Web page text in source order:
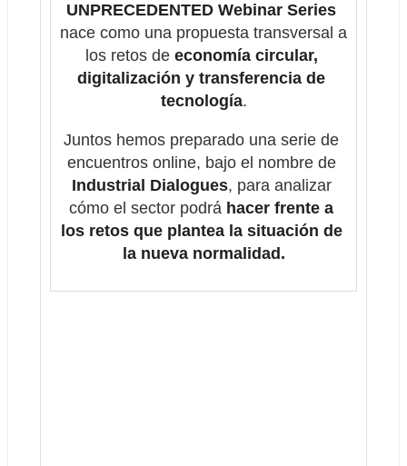
UNPRECEDENTED Webinar Series
nace como una propuesta transversal a
los retos de economía circular,
digitalización y transferencia de
tecnología.
Juntos hemos preparado una serie de
encuentros online, bajo el nombre de
Industrial Dialogues, para analizar
cómo el sector podrá hacer frente a
los retos que plantea la situación de
la nueva normalidad.